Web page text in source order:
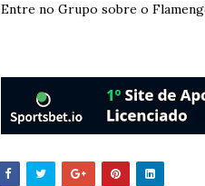
Entre no Grupo sobre o